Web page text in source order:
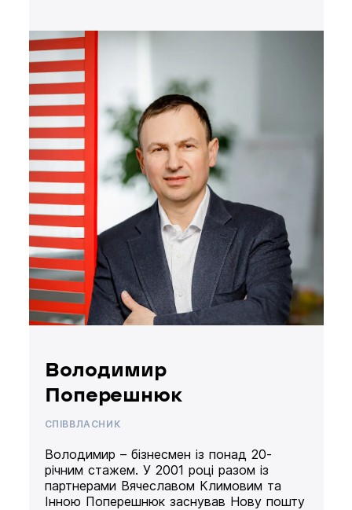
Володимир
Поперешнюк
СПІВВЛАСНИК
Володимир – бізнесмен із понад 20-
річним стажем. У 2001 році разом із
партнерами Вячеславом Климовим та
Інною Поперешнюк заснував Нову пошту